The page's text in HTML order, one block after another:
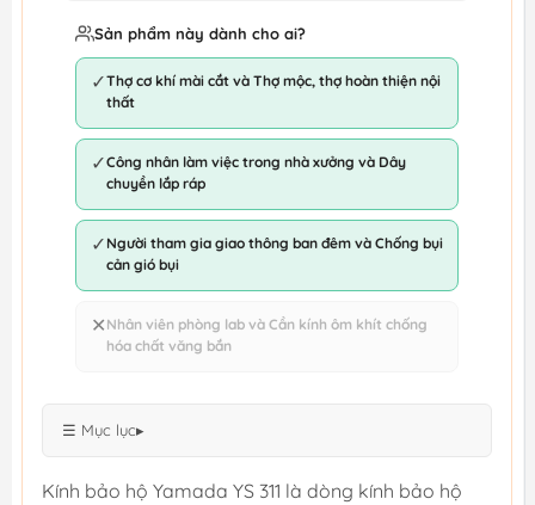
Sản phẩm này dành cho ai?
✓Thợ cơ khí mài cắt và Thợ mộc, thợ hoàn thiện nội
thất
✓Công nhân làm việc trong nhà xưởng và Dây
chuyền lắp ráp
✓ Người tham gia giao thông ban đêm và Chống bụi
cản gió bụi
✕ Nhân viên phòng lab và Cần kính ôm khít chống
hóa chất văng bắn
☰ Mục lục▸
Kính bảo hộ Yamada YS 311 là dòng kính bảo hộ